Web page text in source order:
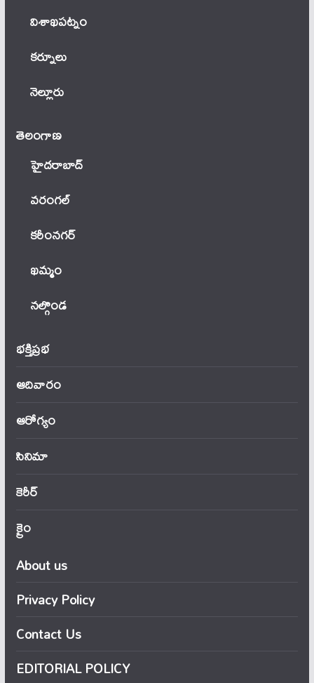
విశాఖపట్నం
కర్నూలు
నెల్లూరు
తెలంగాణ‌
హైదరాబాద్
వ‌రంగ‌ల్
కరీంనగర్
ఖ‌మ్మం
నల్గొండ
భక్తిప్రభ
ఆదివారం
ఆరోగ్యం
సినిమా
కెరీర్
క్రైం
About us
Privacy Policy
Contact Us
EDITORIAL POLICY